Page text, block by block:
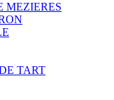
MEZIERES
TART